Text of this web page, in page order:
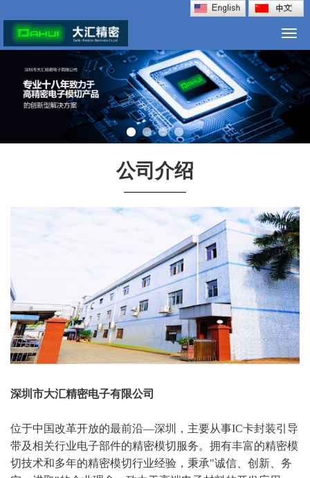
公司介绍
深圳市大汇精密电子有限公司
位于中国改革开放的最前沿—深圳，主要从事IC卡封装引导
带及相关行业电子部件的精密模切服务。拥有丰富的精密模
切技术和多年的精密模切行业经验，秉承"诚信、创新、务